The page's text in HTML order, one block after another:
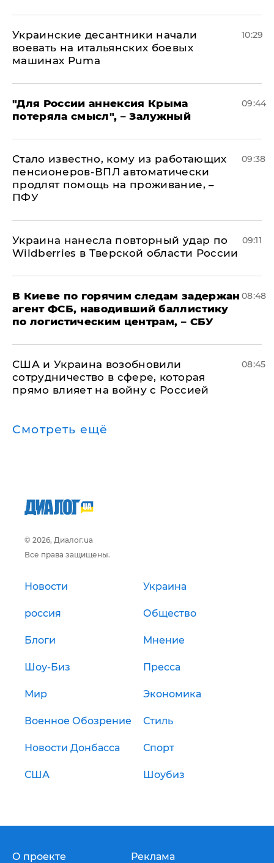
Украинские десантники начали
воевать на итальянских боевых
машинах Puma
10:29
"Для России аннексия Крыма
потеряла смысл", – Залужный
09:44
Стало известно, кому из работающих
пенсионеров-ВПЛ автоматически
продлят помощь на проживание, –
ПФУ
09:38
Украина нанесла повторный удар по
Wildberries в Тверской области России
09:11
В Киеве по горячим следам задержан
агент ФСБ, наводивший баллистику
по логистическим центрам, – СБУ
08:48
США и Украина возобновили
сотрудничество в сфере, которая
прямо влияет на войну с Россией
08:45
Смотреть ещё
© 2026, Диалог.ua
Все права защищены.
Новости Украина
россия Общество
Блоги Мнение
Шоу-Биз Пресса
Мир Экономика
Военное Обозрение Стиль
Новости Донбасса Спорт
США Шоубиз
О проекте Реклама